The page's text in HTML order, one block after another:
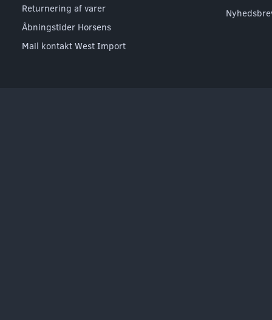
Returnering af varer
Åbningstider Horsens
Mail kontakt West Import